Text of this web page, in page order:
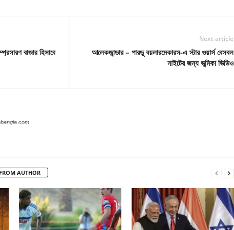
বাজার হিসাবে
Next article
আলেকজান্ডার – পারডু বয়লারমেকারস-এ স্টার ওয়ার্স বেসবল
নাইটের জন্য ভূমিকা ভিডিও
AUTHOR